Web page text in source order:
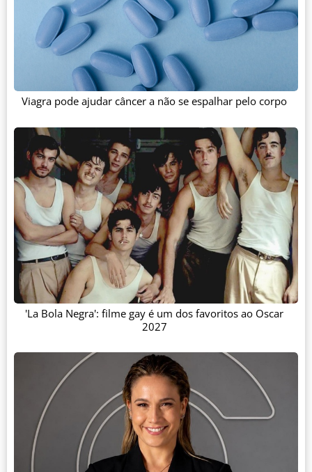
Viagra pode ajudar câncer a não se espalhar pelo corpo
'La Bola Negra': filme gay é um dos favoritos ao Oscar
2027